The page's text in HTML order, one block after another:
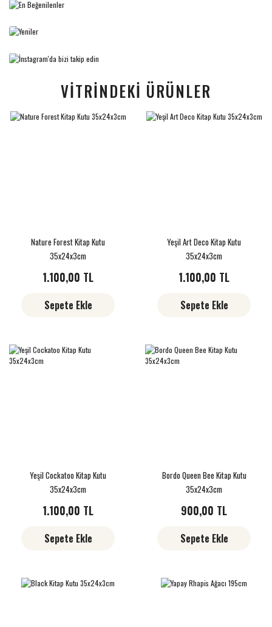
VİTRİNDEKİ ÜRÜNLER
Nature Forest Kitap Kutu
35x24x3cm
1.100,00 TL
Sepete Ekle
Yeşil Art Deco Kitap Kutu
35x24x3cm
1.100,00 TL
Sepete Ekle
Yeşil Cockatoo Kitap Kutu
35x24x3cm
1.100,00 TL
Sepete Ekle
Bordo Queen Bee Kitap Kutu
35x24x3cm
900,00 TL
Sepete Ekle